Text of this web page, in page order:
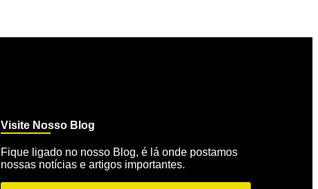
Visite Nosso Blog
Fique ligado no nosso Blog, é lá onde postamos
nossas notícias e artigos importantes.